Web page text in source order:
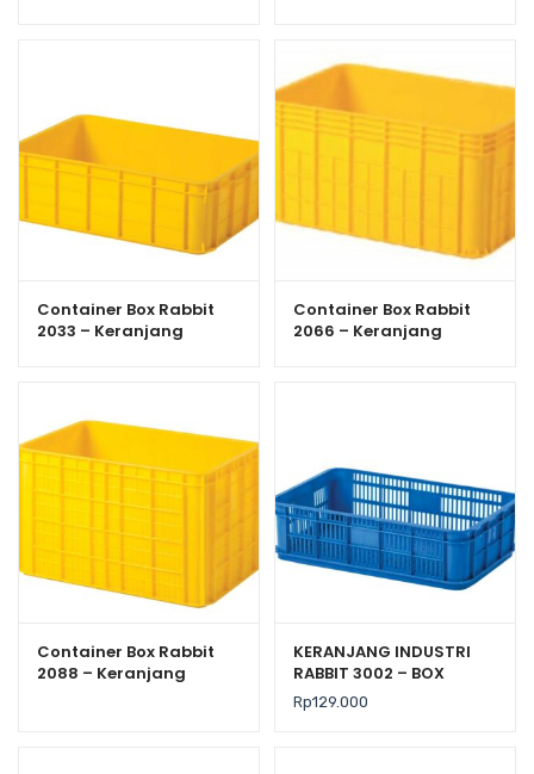
Container Box Rabbit
2033 – Keranjang
Container Box Rabbit
2066 – Keranjang
Container Box Rabbit
2088 – Keranjang
KERANJANG INDUSTRI
RABBIT 3002 – BOX
PLASTIK CONTAINER
59×38×16,5 CM
Rp129.000